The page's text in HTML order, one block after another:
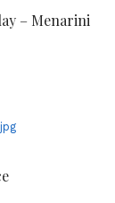
– Menarini